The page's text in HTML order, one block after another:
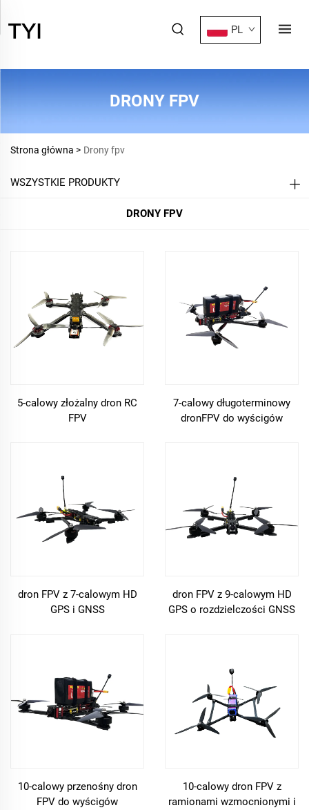
PL
DRONY FPV
Strona główna > Drony fpv
WSZYSTKIE PRODUKTY
DRONY FPV
5-calowy złożalny dron RC
FPV
7-calowy długoterminowy
dronFPV do wyścigów
dron FPV z 7-calowym HD
GPS i GNSS
dron FPV z 9-calowym HD
GPS o rozdzielczości GNSS
10-calowy przenośny dron
FPV do wyścigów
10-calowy dron FPV z
ramionami wzmocnionymi i